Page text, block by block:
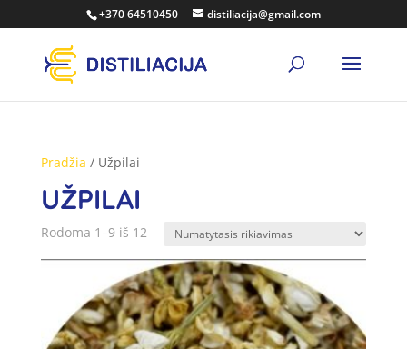
+370 64510450 distiliacija@gmail.com
Pradžia / Užpilai
UŽPILAI
Rodoma 1–9 iš 12